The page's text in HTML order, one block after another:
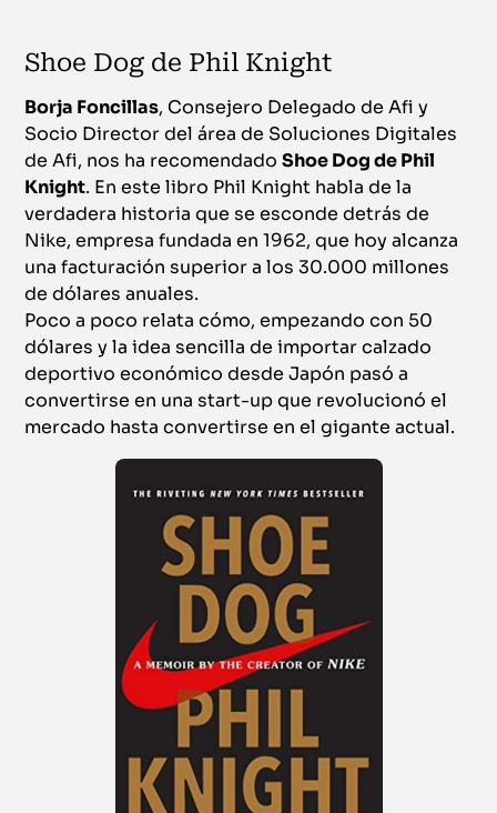
Shoe Dog de Phil Knight
Borja Foncillas, Consejero Delegado de Afi y
Socio Director del área de Soluciones Digitales
de Afi, nos ha recomendadoShoe Dog de Phil
Knight. En este libro Phil Knight habla de la
verdadera historia que se esconde detrás de
Nike, empresa fundada en 1962, que hoy alcanza
una facturación superior a los 30.000 millones
de dólares anuales.
Poco a poco relata cómo, empezando con 50
dólares y la idea sencilla de importar calzado
deportivo económico desde Japón pasó a
convertirse en una start-up que revolucionó el
mercado hasta convertirse en el gigante actual.